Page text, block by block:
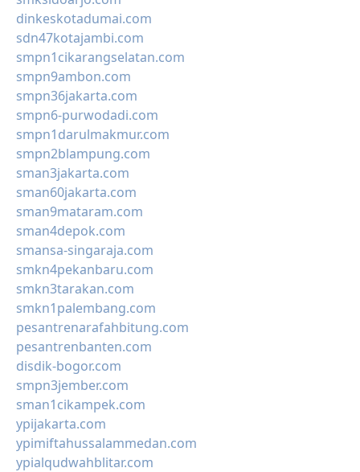
dinkeskotadumai.com
sdn47kotajambi.com
smpn1cikarangselatan.com
smpn9ambon.com
smpn36jakarta.com
smpn6-purwodadi.com
smpn1darulmakmur.com
smpn2blampung.com
sman3jakarta.com
sman60jakarta.com
sman9mataram.com
sman4depok.com
smansa-singaraja.com
smkn4pekanbaru.com
smkn3tarakan.com
smkn1palembang.com
pesantrenarafahbitung.com
pesantrenbanten.com
disdik-bogor.com
smpn3jember.com
sman1cikampek.com
ypijakarta.com
ypimiftahussalammedan.com
ypialqudwahblitar.com